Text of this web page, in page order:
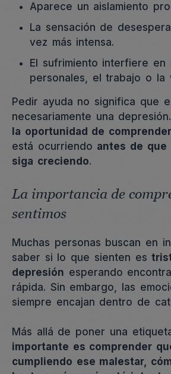
Aparece un aislamiento
La sensación de
vez más intensa.
El sufrimiento interfiere en
personales, el trabajo o la
Pedir ayuda no significa que
necesariamente una
la oportunidad de comprender
está ocurriendo antes de que
siga creciendo.
La importancia de
sentimos
Muchas personas buscan en
saber si lo que sienten es
depresión esperando
rápida. Sin embargo, las
siempre encajan dentro de
Más allá de poner una
importante es comprender
cumpliendo ese malestar,